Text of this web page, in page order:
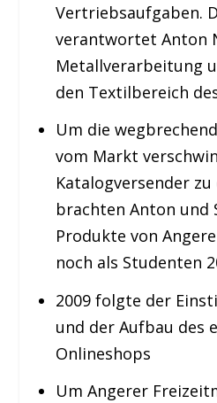
Vertriebsaufgaben.
verantwortet Anton
Metallverarbeitung
den Textilbereich
Um die
vom Markt
Katalogversender
brachten Anton und
Produkte von
noch als Studenten
2009 folgte der
und der Aufbau des
Onlineshops
Um Angerer